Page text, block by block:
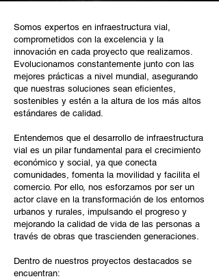
Somos expertos en infraestructura vial,
comprometidos con la excelencia y la
innovación en cada proyecto que realizamos.
Evolucionamos constantemente junto con las
mejores prácticas a nivel mundial, asegurando
que nuestras soluciones sean eficientes,
sostenibles y estén a la altura de los más altos
estándares de calidad.
Entendemos que el desarrollo de infraestructura
vial es un pilar fundamental para el crecimiento
económico y social, ya que conecta
comunidades, fomenta la movilidad y facilita el
comercio. Por ello, nos esforzamos por ser un
actor clave en la transformación de los entornos
urbanos y rurales, impulsando el progreso y
mejorando la calidad de vida de las personas a
través de obras que trascienden generaciones.
Dentro de nuestros proyectos destacados se
encuentran: